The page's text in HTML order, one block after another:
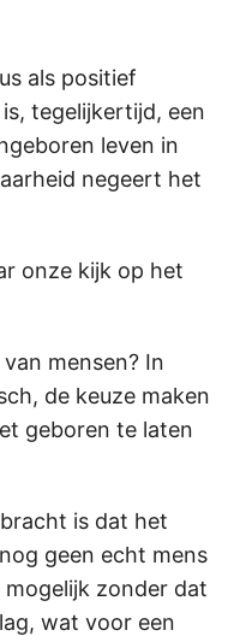
als positief
tegelijkertijd, een
leven in
negeert het
onze kijk op het
mensen? In
de keuze maken
geboren te laten
is dat het
geen echt mens
mogelijk zonder dat
wat voor een